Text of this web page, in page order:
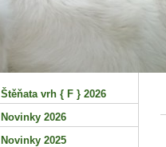
Štěňata vrh { F } 2026
Novinky 2026
Novinky 2025